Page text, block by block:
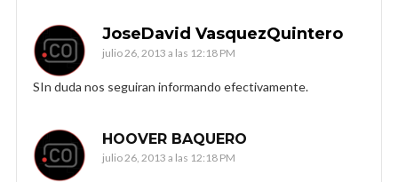
JoseDavid VasquezQuintero
julio 26, 2013 a las 12:18 PM
SIn duda nos seguiran informando efectivamente.
HOOVER BAQUERO
julio 26, 2013 a las 12:18 PM